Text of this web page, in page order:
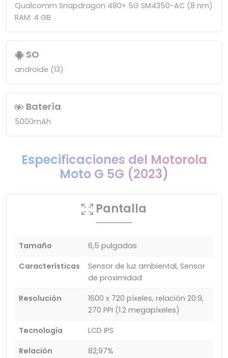
Qualcomm Snapdragon 480+ 5G SM4350-AC (8 nm)
RAM: 4 GB
SO
androide (13)
Batería
5000mAh
Especificaciones del Motorola
Moto G 5G (2023)
Pantalla
Tamaño
6,5 pulgadas
Características
Sensor de luz ambiental, Sensor
de proximidad
Resolución
1600 x 720 píxeles, relación 20:9,
270 PPI (1.2 megapíxeles)
Tecnología
LCD IPS
Relación
82,97%